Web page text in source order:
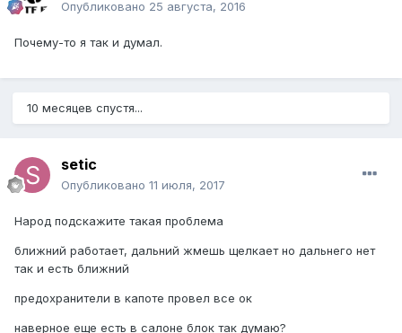
Опубликовано 25 августа, 2016
Почему-то я так и думал.
10 месяцев спустя...
setic
Опубликовано 11 июля, 2017
Народ подскажите такая проблема
ближний работает, дальний жмешь щелкает но дальнего нет
так и есть ближний
предохранители в капоте провел все ок
наверное еще есть в салоне блок так думаю?